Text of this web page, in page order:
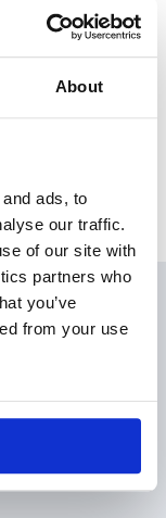
About
ads, to
our traffic.
of our site with
partners who
you’ve
from your use
しました。